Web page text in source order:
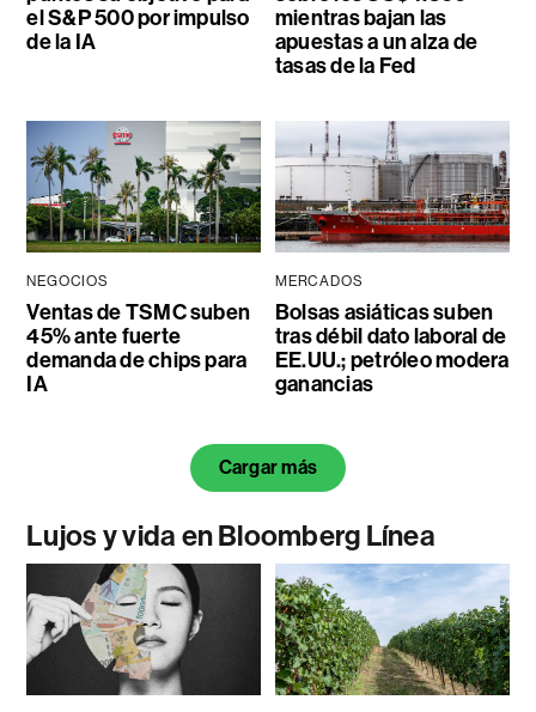
el S&P 500 por impulso
de la IA
mientras bajan las
apuestas a un alza de
tasas de la Fed
NEGOCIOS
Ventas de TSMC suben
45% ante fuerte
demanda de chips para
IA
MERCADOS
Bolsas asiáticas suben
tras débil dato laboral de
EE.UU.; petróleo modera
ganancias
Cargar más
Lujos y vida en Bloomberg Línea